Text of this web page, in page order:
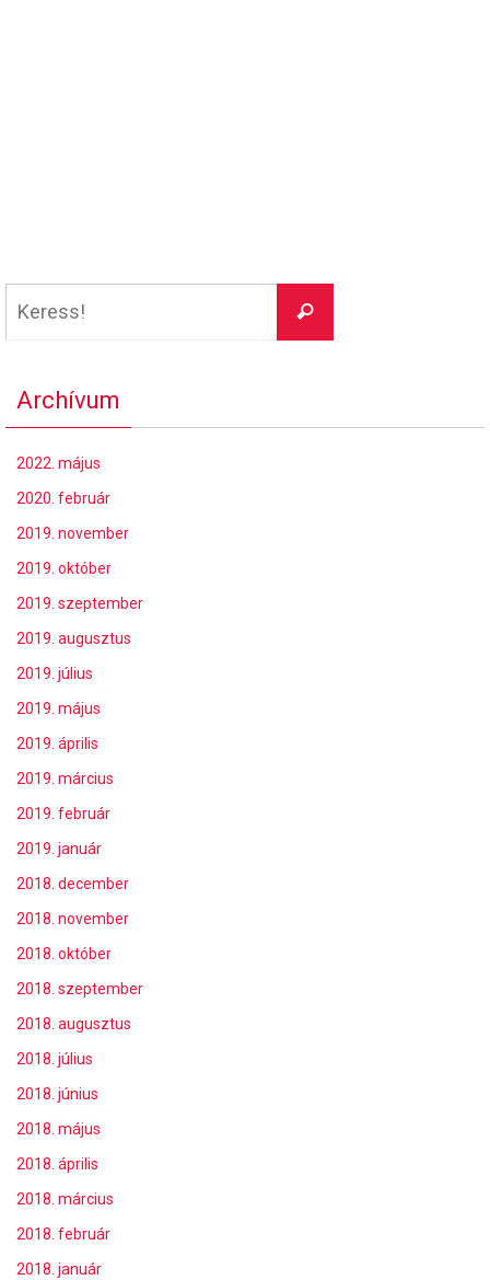
Keress!
Archívum
2022. május
2020. február
2019. november
2019. október
2019. szeptember
2019. augusztus
2019. július
2019. május
2019. április
2019. március
2019. február
2019. január
2018. december
2018. november
2018. október
2018. szeptember
2018. augusztus
2018. július
2018. június
2018. május
2018. április
2018. március
2018. február
2018. január